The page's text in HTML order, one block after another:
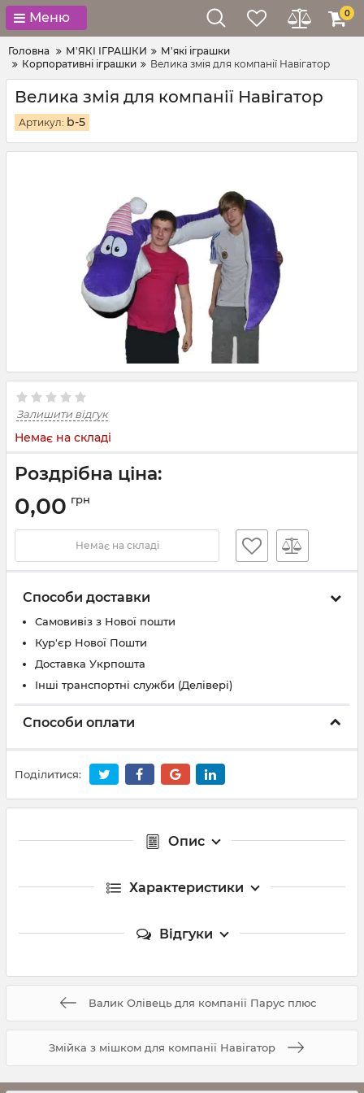
Меню 0
Головна М'ЯКІ ІГРАШКИ
М'які іграшки
Корпоративні іграшки
Велика змія для компанії Навігатор
Велика змія для компанії Навігатор
Артикул: b-5
Залишити відгук
Немає на складі
Роздрібна ціна:
0,00 грн
Немає на складі
Способи доставки
Самовивіз з Нової пошти
Кур'єр Нової Пошти
Доставка Укрпошта
Інші транспортні служби (Делівері)
Способи оплати
Поділитися:
Опис
Характеристики
Відгуки
Валик Олівець для компанії Парус плюс
Змійка з мішком для компанії Навігатор